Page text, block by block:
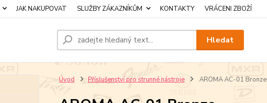
JAK NAKUPOVAT SLUŽBY ZÁKAZNÍKŮM KONTAKTY VRÁCENI ZBOŽÍ
Hledat
Úvod Příslušenství pro strunné nástroje AROMA AC-01 Bronze